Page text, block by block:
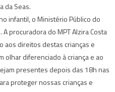
da Seas.
infantil, o Ministério Público do
procuradora do MPT Alzira Costa
aos direitos destas crianças e
olhar diferenciado à criança e ao
presentes depois das 18h nas
proteger nossas crianças e